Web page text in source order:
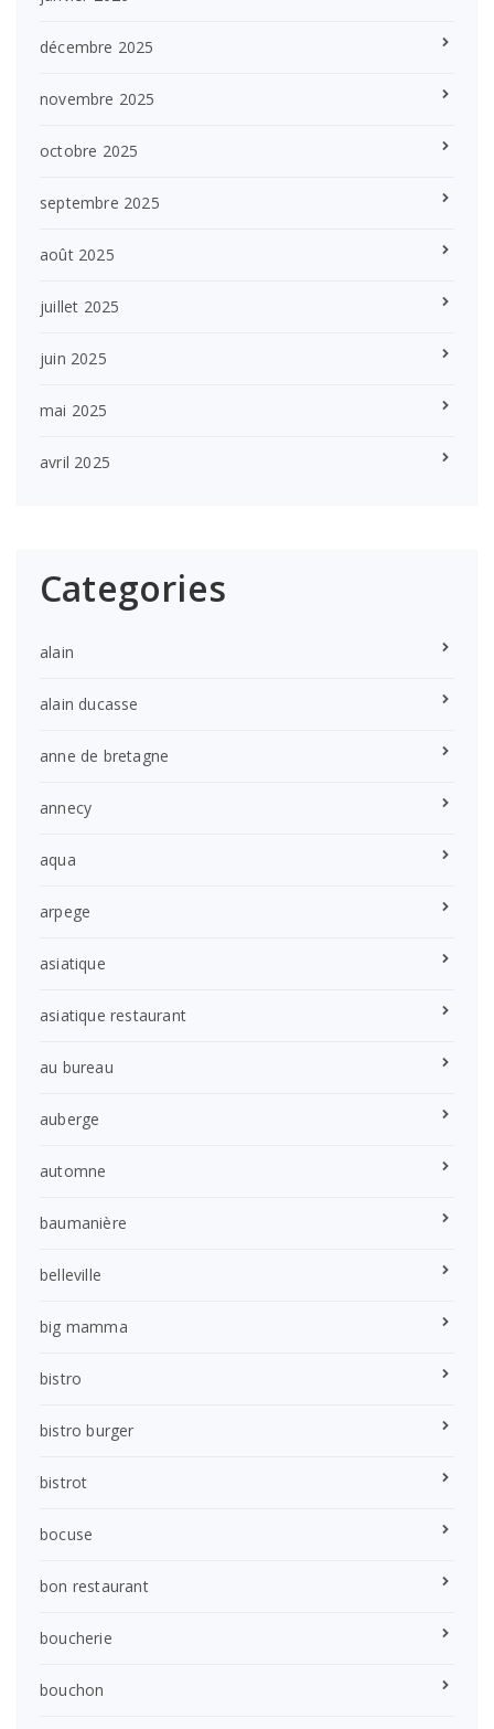
décembre 2025
novembre 2025
octobre 2025
septembre 2025
août 2025
juillet 2025
juin 2025
mai 2025
avril 2025
Categories
alain
alain ducasse
anne de bretagne
annecy
aqua
arpege
asiatique
asiatique restaurant
au bureau
auberge
automne
baumanière
belleville
big mamma
bistro
bistro burger
bistrot
bocuse
bon restaurant
boucherie
bouchon